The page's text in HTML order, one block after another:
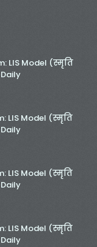
LIS Model (स्मृति
LIS Model (स्मृति
LIS Model (स्मृति
LIS Model (स्मृति